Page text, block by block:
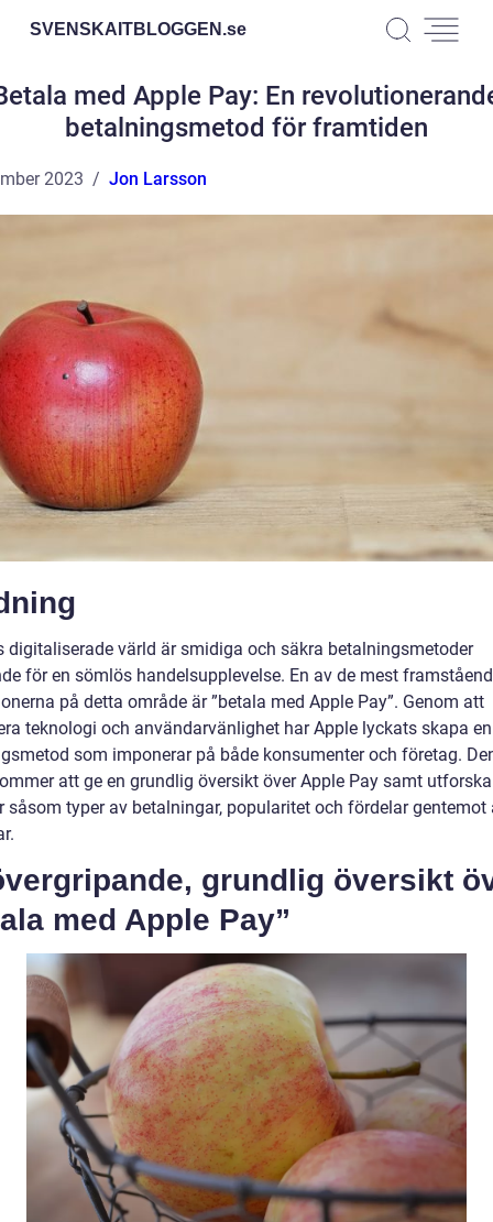
SVENSKAITBLOGGEN.se
med Apple Pay: En
betalningsmetod för framtiden
2023 Jon Larsson
digitaliserade värld är smidiga och säkra betalningsmetoder
för en sömlös handelsupplevelse. En av de mest
på detta område är ”betala med Apple Pay”. Genom att
teknologi och användarvänlighet har Apple lyckats skapa en
som imponerar på både konsumenter och företag.
att ge en grundlig översikt över Apple Pay samt
såsom typer av betalningar, popularitet och fördelar gentemot
grundlig översikt
med Apple Pay”